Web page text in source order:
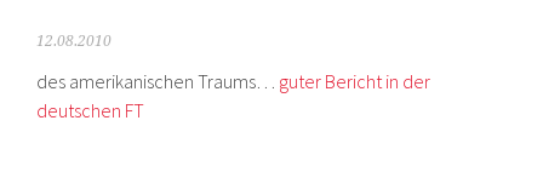
12.08.2010
des amerikanischen Traums… guter Bericht in der
deutschen FT